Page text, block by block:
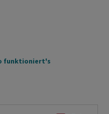
funktioniert's